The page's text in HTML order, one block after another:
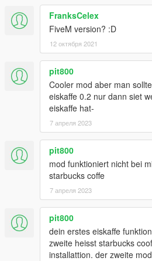
FranksCelex
FiveM version? :D
12 октября 2021
pit800
Cooler mod aber man
eiskaffe 0.2 nur dann siet
eiskaffe hat-
7 апреля 2023
pit800
mod funktioniert nicht bei
starbucks coffe
7 апреля 2023
pit800
dein erstes eiskaffe
zweite heisst starbucks
installattion. der zweite